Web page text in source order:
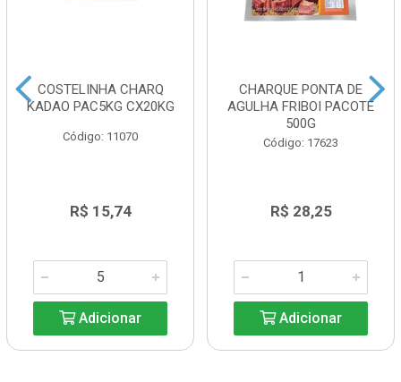
COSTELINHA CHARQ
KADAO PAC5KG CX20KG
Código: 11070
R$ 15,74
Adicionar
CHARQUE PONTA DE
AGULHA FRIBOI PACOTE
500G
Código: 17623
R$ 28,25
Adicionar